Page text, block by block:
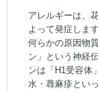
アレルギーは、
よって発症します
何らかの原因物
ン」という神経
ンは「H1受容体
水・蕁麻疹とい